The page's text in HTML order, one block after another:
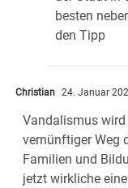
besten
den Tipp
Christian 24. Januar
Vandalismus wird
vernünftiger Weg
Familien und
jetzt wirkliche